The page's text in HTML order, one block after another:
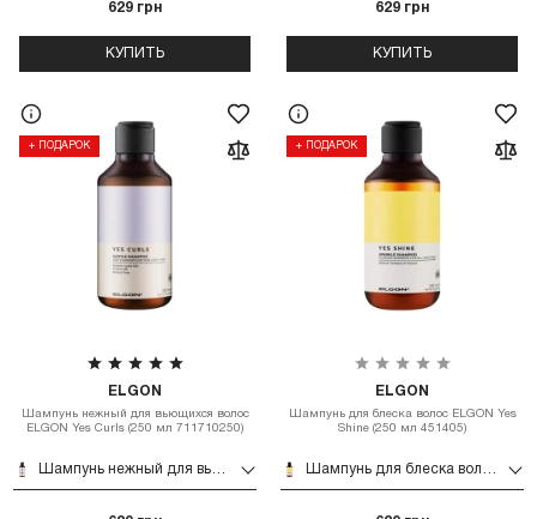
629 грн
КУПИТЬ
629 грн
КУПИТЬ
+ ПОДАРОК
ELGON
Шампунь нежный для вьющихся волос
ELGON Yes Curls (250 мл 711710250)
+ ПОДАРОК
ELGON
Шампунь для блеска волос ELGON Yes
Shine (250 мл 451405)